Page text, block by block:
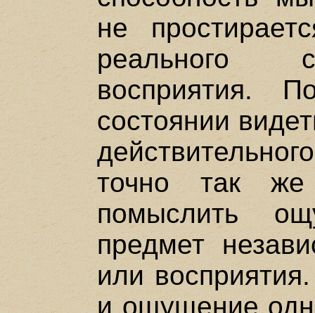
не
реального
восприятия.
состоянии
точно так
помыслить
предмет
или
и ощущение